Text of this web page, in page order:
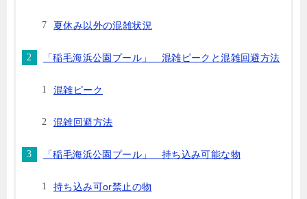
夏休み以外の混雑状況
「稲毛海浜公園プール」 混雑ピークと混雑回避方法
混雑ピーク
混雑回避方法
「稲毛海浜公園プール」 持ち込み可能な物
持ち込み可or禁止の物